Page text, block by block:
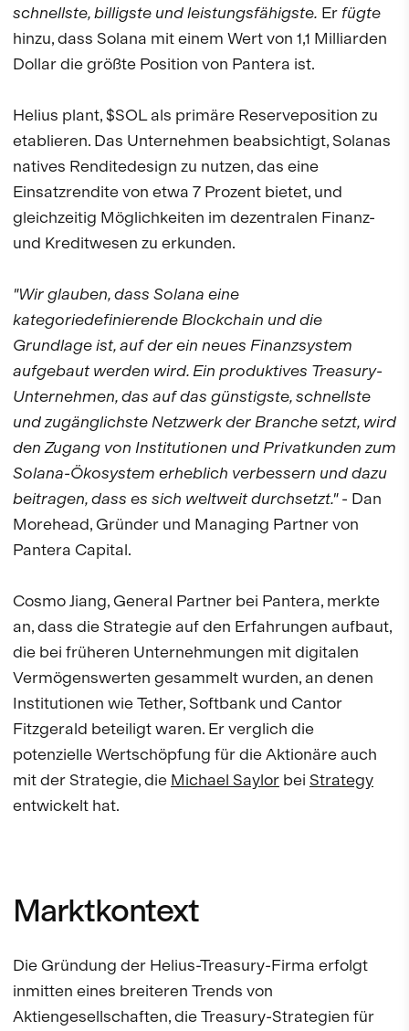
schnellste, billigste und leistungsfähigste. Er fügte
hinzu, dass Solana mit einem Wert von 1,1 Milliarden
Dollar die größte Position von Pantera ist.
Helius plant, $SOL als primäre Reserveposition zu
etablieren. Das Unternehmen beabsichtigt, Solanas
natives Renditedesign zu nutzen, das eine
Einsatzrendite von etwa 7 Prozent bietet, und
gleichzeitig Möglichkeiten im dezentralen Finanz-
und Kreditwesen zu erkunden.
"Wir glauben, dass Solana eine
kategoriedefinierende Blockchain und die
Grundlage ist, auf der ein neues Finanzsystem
aufgebaut werden wird. Ein produktives Treasury-
Unternehmen, das auf das günstigste, schnellste
und zugänglichste Netzwerk der Branche setzt, wird
den Zugang von Institutionen und Privatkunden zum
Solana-Ökosystem erheblich verbessern und dazu
beitragen, dass es sich weltweit durchsetzt."- Dan
Morehead, Gründer und Managing Partner von
Pantera Capital.
Cosmo Jiang, General Partner bei Pantera, merkte
an, dass die Strategie auf den Erfahrungen aufbaut,
die bei früheren Unternehmungen mit digitalen
Vermögenswerten gesammelt wurden, an denen
Institutionen wie Tether, Softbank und Cantor
Fitzgerald beteiligt waren. Er verglich die
potenzielle Wertschöpfung für die Aktionäre auch
mit der Strategie, die Michael Saylor bei Strategy
entwickelt hat.
Marktkontext
Die Gründung der Helius-Treasury-Firma erfolgt
inmitten eines breiteren Trends von
Aktiengesellschaften, die Treasury-Strategien für